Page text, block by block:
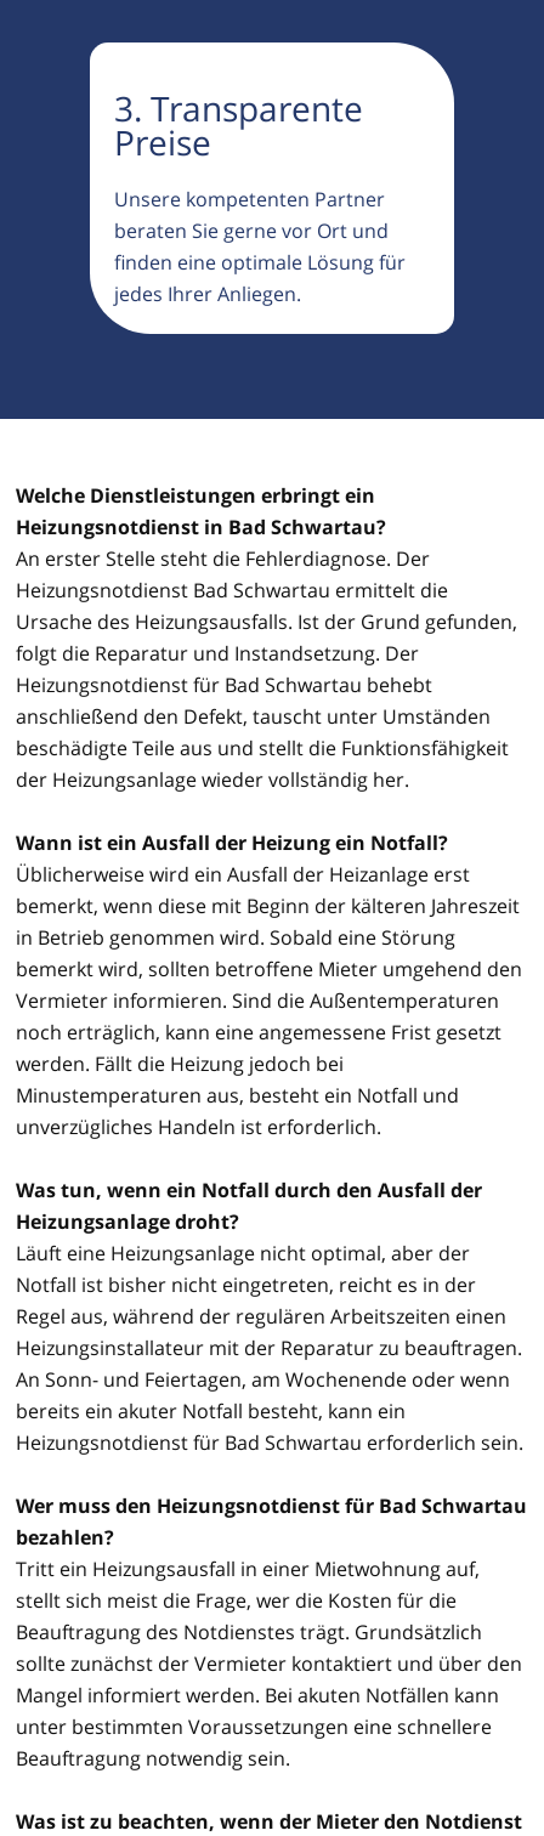
3. Transparente
Preise
Unsere kompetenten Partner
beraten Sie gerne vor Ort und
finden eine optimale Lösung für
jedes Ihrer Anliegen.
Welche Dienstleistungen erbringt ein
Heizungsnotdienst in Bad Schwartau?
An erster Stelle steht die Fehlerdiagnose. Der
Heizungsnotdienst Bad Schwartau ermittelt die
Ursache des Heizungsausfalls. Ist der Grund gefunden,
folgt die Reparatur und Instandsetzung. Der
Heizungsnotdienst für Bad Schwartau behebt
anschließend den Defekt, tauscht unter Umständen
beschädigte Teile aus und stellt die Funktionsfähigkeit
der Heizungsanlage wieder vollständig her.
Wann ist ein Ausfall der Heizung ein Notfall?
Üblicherweise wird ein Ausfall der Heizanlage erst
bemerkt, wenn diese mit Beginn der kälteren Jahreszeit
in Betrieb genommen wird. Sobald eine Störung
bemerkt wird, sollten betroffene Mieter umgehend den
Vermieter informieren. Sind die Außentemperaturen
noch erträglich, kann eine angemessene Frist gesetzt
werden. Fällt die Heizung jedoch bei
Minustemperaturen aus, besteht ein Notfall und
unverzügliches Handeln ist erforderlich.
Was tun, wenn ein Notfall durch den Ausfall der
Heizungsanlage droht?
Läuft eine Heizungsanlage nicht optimal, aber der
Notfall ist bisher nicht eingetreten, reicht es in der
Regel aus, während der regulären Arbeitszeiten einen
Heizungsinstallateur mit der Reparatur zu beauftragen.
An Sonn- und Feiertagen, am Wochenende oder wenn
bereits ein akuter Notfall besteht, kann ein
Heizungsnotdienst für Bad Schwartau erforderlich sein.
Wer muss den Heizungsnotdienst für Bad Schwartau
bezahlen?
Tritt ein Heizungsausfall in einer Mietwohnung auf,
stellt sich meist die Frage, wer die Kosten für die
Beauftragung des Notdienstes trägt. Grundsätzlich
sollte zunächst der Vermieter kontaktiert und über den
Mangel informiert werden. Bei akuten Notfällen kann
unter bestimmten Voraussetzungen eine schnellere
Beauftragung notwendig sein.
Was ist zu beachten, wenn der Mieter den Notdienst